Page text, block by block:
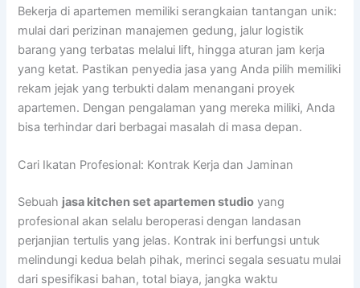
Bekerja di apartemen memiliki serangkaian tantangan unik:
mulai dari perizinan manajemen gedung, jalur logistik
barang yang terbatas melalui lift, hingga aturan jam kerja
yang ketat. Pastikan penyedia jasa yang Anda pilih memiliki
rekam jejak yang terbukti dalam menangani proyek
apartemen. Dengan pengalaman yang mereka miliki, Anda
bisa terhindar dari berbagai masalah di masa depan.
Cari Ikatan Profesional: Kontrak Kerja dan Jaminan
Sebuah jasa kitchen set apartemen studio yang
profesional akan selalu beroperasi dengan landasan
perjanjian tertulis yang jelas. Kontrak ini berfungsi untuk
melindungi kedua belah pihak, merinci segala sesuatu mulai
dari spesifikasi bahan, total biaya, jangka waktu